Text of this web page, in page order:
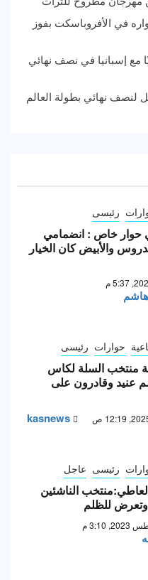
في الأفروباسكت بفوز
مع إسبانيا في نصف نهائي
لنصف نهائي بطولة العالم
رئيسى
حوار خاص : انضمامي
والأبيض كان الخيار
حوارات رئيسى
منتخب السلة لكاس
عنيد وقادرون على
kasnews
رئيسى عاجل
الناشئين
وتعرض للظلم